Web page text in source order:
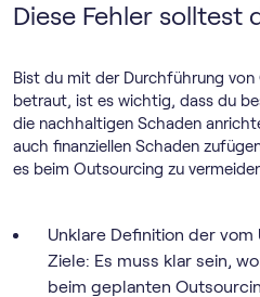
Diese Fehler solltest
Bist du mit der Durchführung
betraut, ist es wichtig, dass du
die nachhaltigen Schaden
auch finanziellen Schaden
es beim Outsourcing zu
Unklare Definition der
Ziele: Es muss klar sein,
beim geplanten